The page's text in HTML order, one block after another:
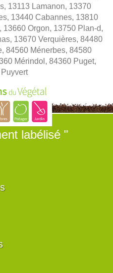
13113 Lamanon, 13370
13440 Cabannes, 13810
Orgon, 13750 Plan-d,
13670 Verquières, 84480
84560 Ménerbes, 84580
Mérindol, 84360 Puget,
labélisé "